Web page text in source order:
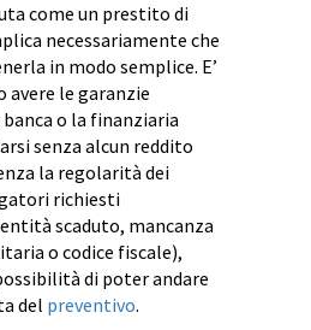
come un prestito di
necessariamente che
in modo semplice. E’
le garanzie
banca o la finanziaria
senza alcun reddito
la regolarità dei
richiesti
scaduto, mancanza
o codice fiscale),
di poter andare
del preventivo.